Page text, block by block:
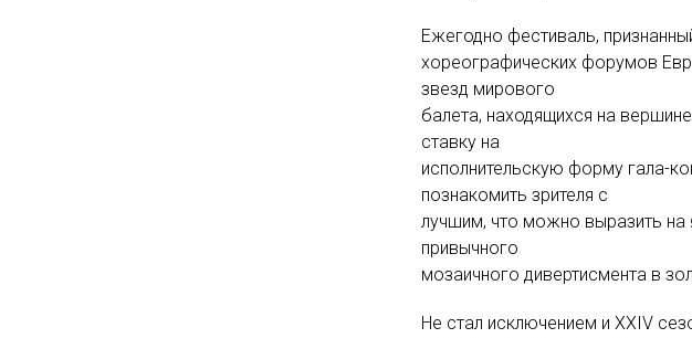
Ежегодно фестиваль,
хореографических форумов
звезд мирового
балета, находящихся на
ставку на
исполнительскую форму гала-
познакомить зрителя с
лучшим, что можно выразить на
привычного
мозаичного дивертисмента в
Не стал исключением и XXIV